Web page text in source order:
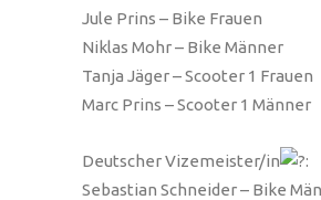
Jule Prins – Bike Frauen
Niklas Mohr – Bike Männer
Tanja Jäger – Scooter 1 Frauen
Marc Prins – Scooter 1 Männer
Deutscher Vizemeister/in
:
Sebastian Schneider – Bike